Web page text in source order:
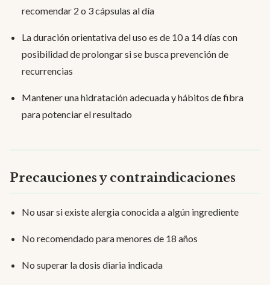
recomendar 2 o 3 cápsulas al día
La duración orientativa del uso es de 10 a 14 días con
posibilidad de prolongar si se busca prevención de
recurrencias
Mantener una hidratación adecuada y hábitos de fibra
para potenciar el resultado
Precauciones y contraindicaciones
No usar si existe alergia conocida a algún ingrediente
No recomendado para menores de 18 años
No superar la dosis diaria indicada